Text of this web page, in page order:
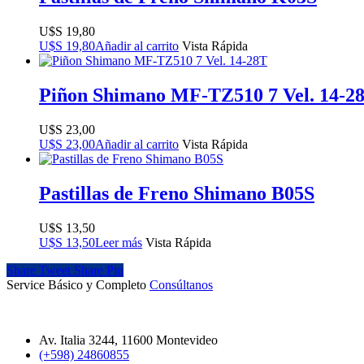
$
19,80
$
19,80Añadir al carrito Vista Rápida
Piñon Shimano MF-TZ510 7 Vel. 14-
$
23,00
$
23,00Añadir al carrito Vista Rápida
Pastillas de Freno Shimano B05S
$
13,50
$
13,50Leer más Vista Rápida
Share Tweet Share Pin
Service Básico y Completo Consúltanos
Av. Italia 3244, 11600 Montevideo
(+598) 24860855